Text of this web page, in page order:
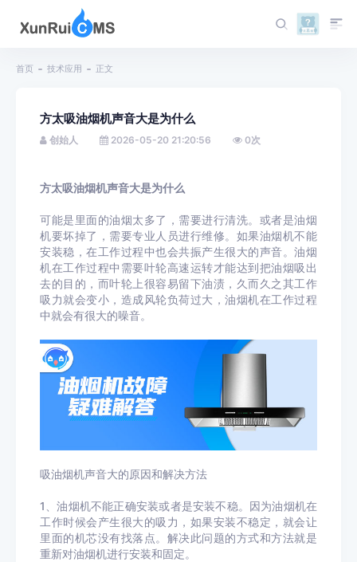
首页 技术应用 正文
方太吸油烟机声音大是为什么
创始人 2026-05-20 21:20:56 0次
方太吸油烟机声音大是为什么
可能是里面的油烟太多了，需要进行清洗。或者是油烟
机要坏掉了，需要专业人员进行维修。如果油烟机不能
安装稳，在工作过程中也会共振产生很大的声音。油烟
机在工作过程中需要叶轮高速运转才能达到把油烟吸出
去的目的，而叶轮上很容易留下油渍，久而久之其工作
吸力就会变小，造成风轮负荷过大，油烟机在工作过程
中就会有很大的噪音。
吸油烟机声音大的原因和解决方法
1、油烟机不能正确安装或者是安装不稳。因为油烟机在
工作时候会产生很大的吸力，如果安装不稳定，就会让
里面的机芯没有找落点。解决此问题的方式和方法就是
重新对油烟机进行安装和固定。